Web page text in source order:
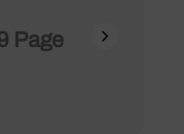
Page